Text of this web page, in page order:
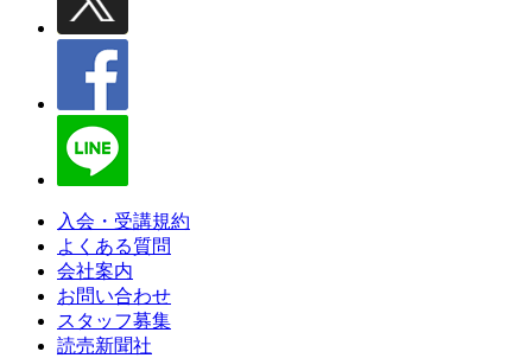
入会・受講規約
よくある質問
会社案内
お問い合わせ
スタッフ募集
読売新聞社